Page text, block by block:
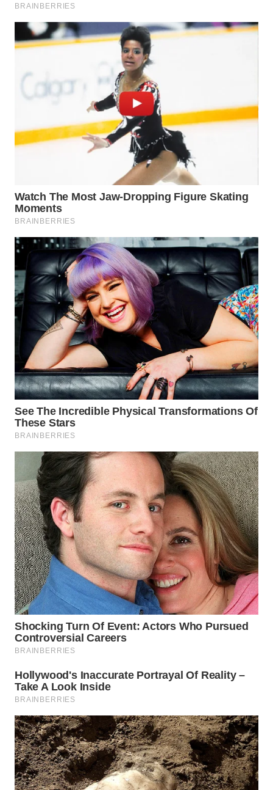
SUKABUMI
WN
WN
PRIANGAN
WN
WN
SOLO
WN
BOROBUDUR
WN
MADURA
WN
SURABAYA
WN
NATUNA
WN
BINTAN
WN
MANDALIKA
WN
LIKUPANG
WN
LABUANBAJO
WN
BORNEO
Wahana
Media
WAHANA
WAHANA
TANI
WAHANA